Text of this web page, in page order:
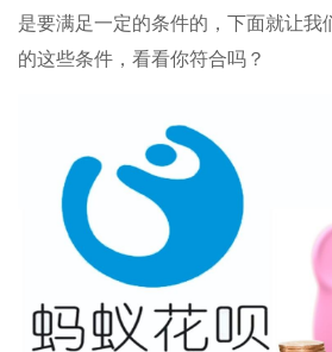
是要满足一定的条件的，下面就让我
的这些条件，看看你符合吗？